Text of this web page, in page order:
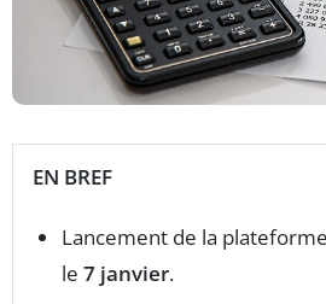
EN BREF
Lancement de la plateforme
le 7 janvier.